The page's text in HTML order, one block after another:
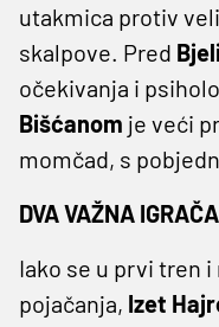
utakmica protiv
skalpove. Pred
očekivanja i
Bišćanom je veći
momčad, s
DVA VAŽNA
Iako se u prvi tren
pojačanja, Izet